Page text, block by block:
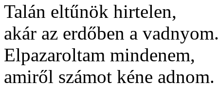
Talán eltűnök hirtelen,
akár az erdőben a
Elpazaroltam mindenem,
amiről számot kéne adnom.